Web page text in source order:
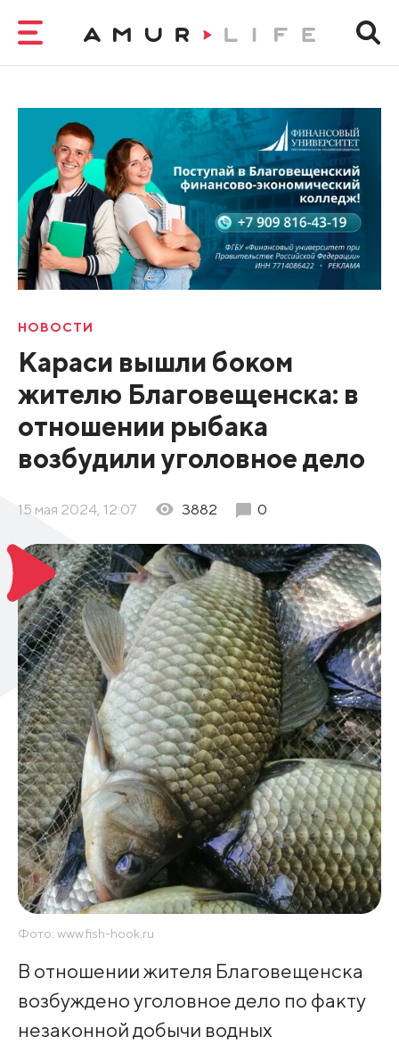
НОВОСТИ
Караси вышли боком
жителю Благовещенска: в
отношении рыбака
возбудили уголовное дело
15 мая 2024, 12:07 3882 0
Фото: www.fish-hook.ru
В отношении жителя Благовещенска
возбуждено уголовное дело по факту
незаконной добычи водных